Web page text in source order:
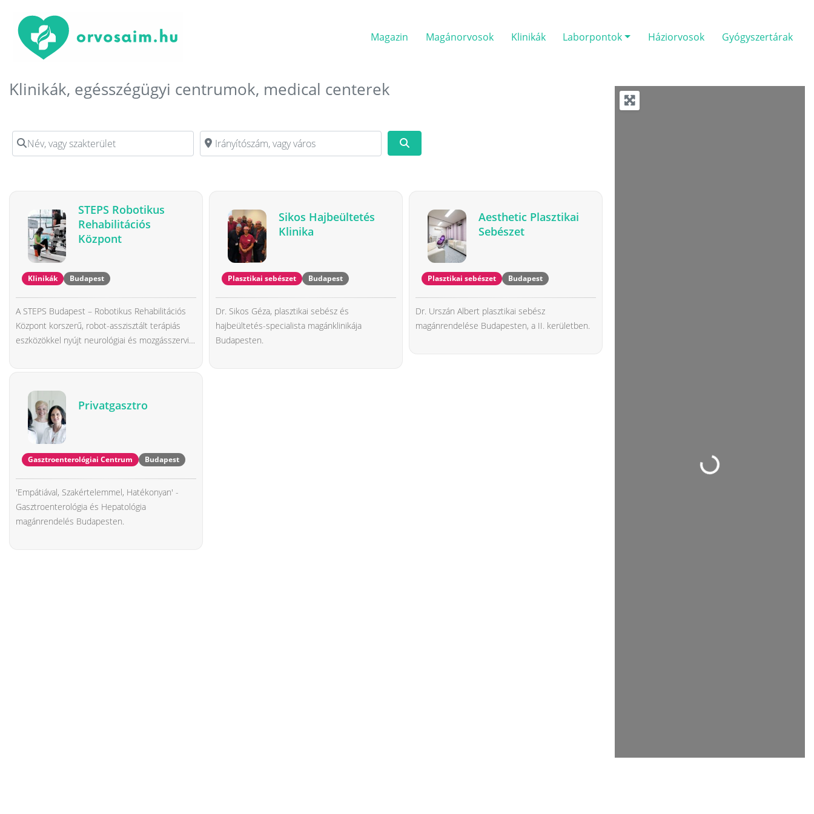
Magazin Magánorvosok Klinikák Laborpontok Háziorvosok Gyógyszertárak
Klinikák, egésszégügyi centrumok, medical centerek
Név, vagy szakterület Irányítószám, vagy város
STEPS Robotikus
Rehabilitációs
Központ
Klinikák Budapest
A STEPS Budapest – Robotikus Rehabilitációs
Központ korszerű, robot-asszisztált terápiás
eszközökkel nyújt neurológiai és mozgásszervi
felépülést, javítva az életminőséget és az
önállóságot.
Sikos Hajbeültetés
Klinika
Plasztikai sebészet Budapest
Dr. Sikos Géza, plasztikai sebész és
hajbeültetés-specialista magánklinikája
Budapesten.
Aesthetic Plasztikai
Sebészet
Plasztikai sebészet Budapest
Dr. Urszán Albert plasztikai sebész
magánrendelése Budapesten, a II. kerületben.
Privatgasztro
Gasztroenterológiai Centrum Budapest
'Empátiával, Szakértelemmel, Hatékonyan' -
Gasztroenterológia és Hepatológia
magánrendelés Budapesten.
Loading...